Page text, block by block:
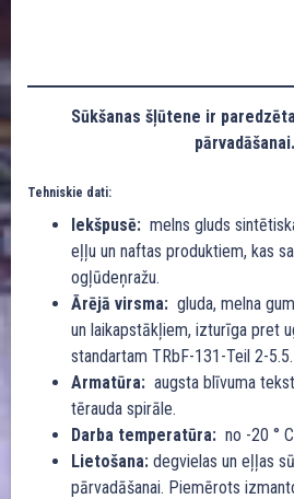
Sūkšanas šļūtene ir
pārvadāšanai.
Tehniskie dati:
Iekšpusē: melns gluds
eļļu un naftas produktiem, kas
ogļūdeņražu.
Ārējā virsma: gluda, melna
un laikapstākļiem, izturīga pret
standartam TRbF-131-Teil 2-5.5.
Armatūra: augsta blīvuma
tērauda spirāle.
Darba temperatūra: no -20 °
Lietošana: degvielas un eļļas
pārvadāšanai. Piemērots